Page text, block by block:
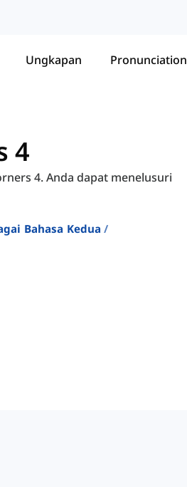
Ungkapan Pronunciation
4
4. Anda dapat menelusuri
Bahasa Kedua